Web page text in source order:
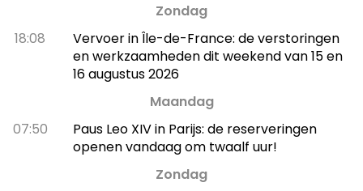
Zondag
18:08
Vervoer in Île-de-France: de verstoringen
en werkzaamheden dit weekend van 15 en
16 augustus 2026
Maandag
07:50
Paus Leo XIV in Parijs: de reserveringen
openen vandaag om twaalf uur!
Zondag